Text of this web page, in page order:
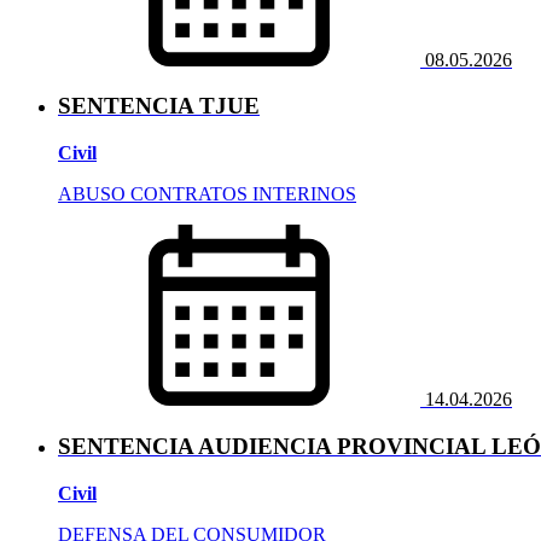
08.05.2026
SENTENCIA TJUE
Civil
ABUSO CONTRATOS INTERINOS
14.04.2026
SENTENCIA AUDIENCIA PROVINCIAL
Civil
DEFENSA DEL CONSUMIDOR